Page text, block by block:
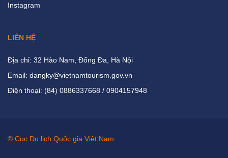
Instagram
LIÊN HỆ
Địa chỉ: 32 Hào Nam, Đống Đa, Hà Nội
Email: dangky@vietnamtourism.gov.vn
Điện thoại: (84) 0886337668 / 0904157948
© Cục Du lịch Quốc gia Việt Nam